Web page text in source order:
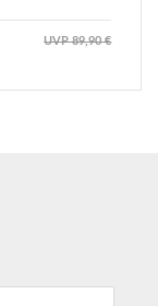
UVP 89,90 €